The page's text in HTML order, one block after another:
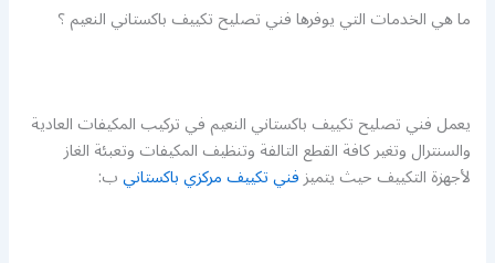
ما هي الخدمات التي يوفرها فني تصليح تكييف باكستاني النعيم ؟
يعمل فني تصليح تكييف باكستاني النعيم في تركيب المكيفات العادية
والسنترال وتغير كافة القطع التالفة وتنظيف المكيفات وتعبئة الغاز
لأجهزة التكييف حيث يتميزفني تكييف مركزي باكستانيب: